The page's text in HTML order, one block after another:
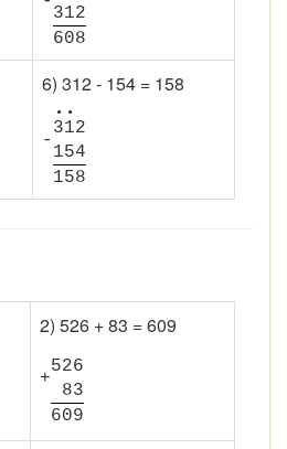
312
608
6) 312 - 154 = 158
• •
-
312
154
158
2) 526 + 83 = 609
+
526
83
609